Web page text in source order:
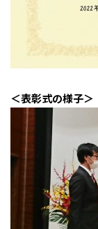
＜表彰式の様子＞